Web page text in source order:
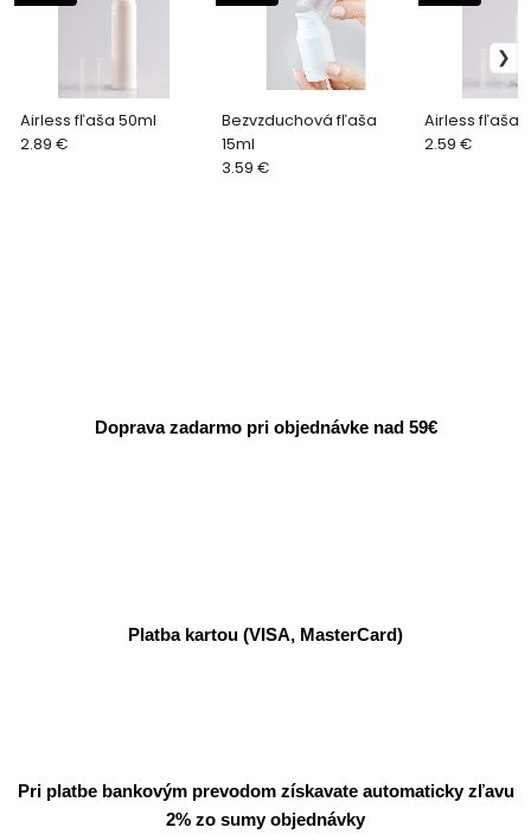
Airless fľaša 50ml
2.89 €
Bezvzduchová fľaša
15ml
3.59 €
Airless fľaša
2.59 €
Doprava zadarmo pri objednávke nad 59€
Platba kartou (VISA, MasterCard)
Pri platbe bankovým prevodom získavate automaticky zľavu
2% zo sumy objednávky